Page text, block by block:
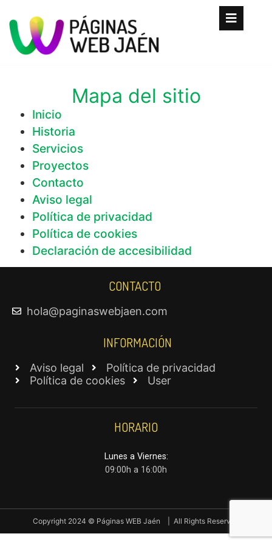
Mapa del sitio
Inicio
Historia
Servicios
Proyectos
Contacto
Aviso legal
Política de privacidad
Política de cookies
Declaración de accesibilidad
CONTACTO
hola@paginaswebjaen.com
INFORMACIÓN
Aviso legal
Política de privacidad
Política de cookies
User
HORARIO
Lunes a Viernes:
09:00h a 16:00h
Copyright 2024 © Páginas WEB Jaén | All Rights Reserved